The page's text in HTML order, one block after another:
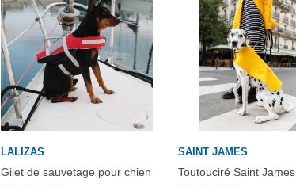
LALIZAS
Gilet de sauvetage pour chien
SAINT JAMES
Toutouciré Saint James